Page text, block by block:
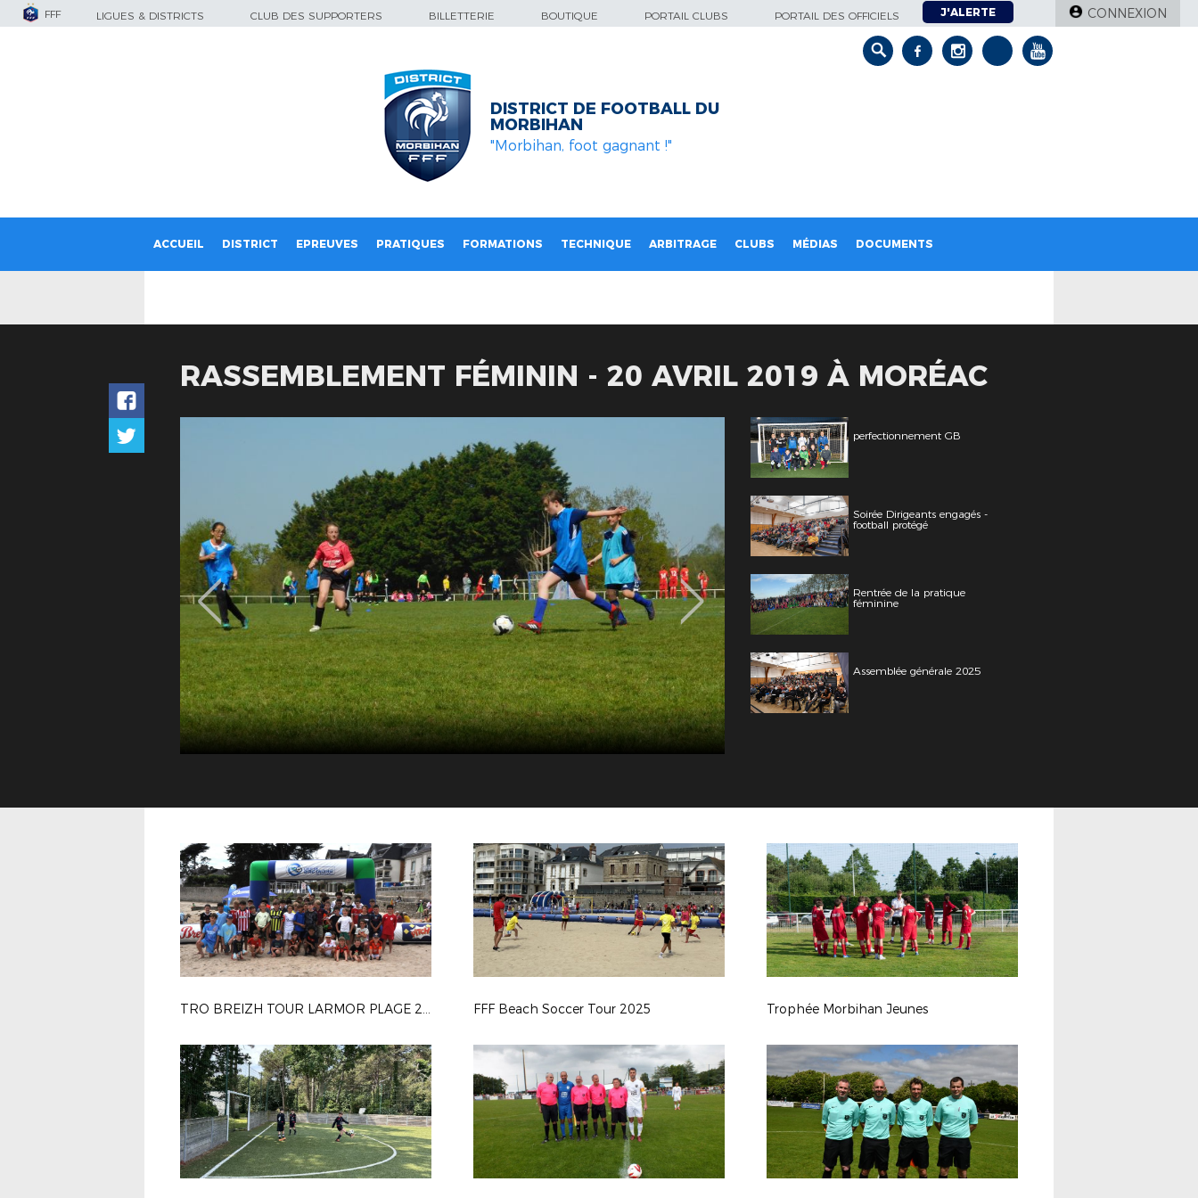
FFF LIGUES & DISTRICTS CLUB DES SUPPORTERS BILLETTERIE BOUTIQUE PORTAIL CLUBS PORTAIL DES OFFICIELS J'ALERTE CONNEXION
DISTRICT DE FOOTBALL DU
MORBIHAN
"Morbihan, foot gagnant !"
ACCUEIL DISTRICT EPREUVES PRATIQUES FORMATIONS TECHNIQUE ARBITRAGE CLUBS MÉDIAS DOCUMENTS
RASSEMBLEMENT FÉMININ - 20 AVRIL 2019 À MORÉAC
perfectionnement GB
Soirée Dirigeants engagés -
football protégé
Rentrée de la pratique
féminine
Assemblée générale 2025
TRO BREIZH TOUR LARMOR PLAGE 2025 FFF Beach Soccer Tour 2025 Trophée Morbihan Jeunes